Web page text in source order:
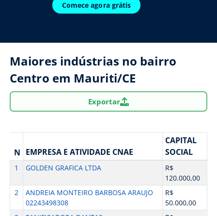
Comece agora grátis
Maiores indústrias no bairro
Centro em Mauriti/CE
Exportar
N EMPRESA E ATIVIDADE CNAE
CAPITAL
SOCIAL
1 GOLDEN GRAFICA LTDA
R$
120.000,00
2
ANDREIA MONTEIRO BARBOSA ARAUJO
02243498308
R$
50.000,00